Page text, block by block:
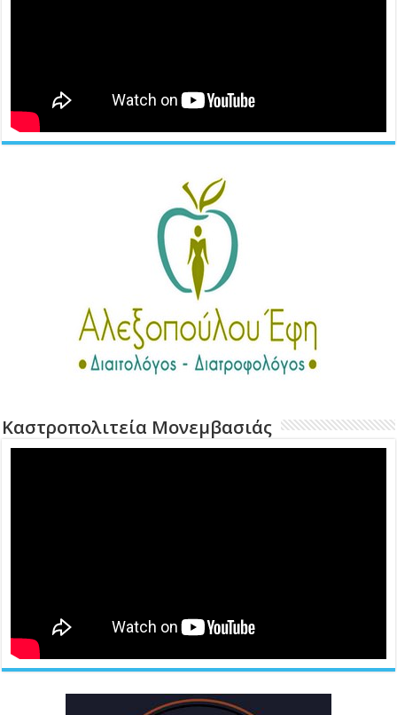
Καστροπολιτεία Μονεμβασιάς